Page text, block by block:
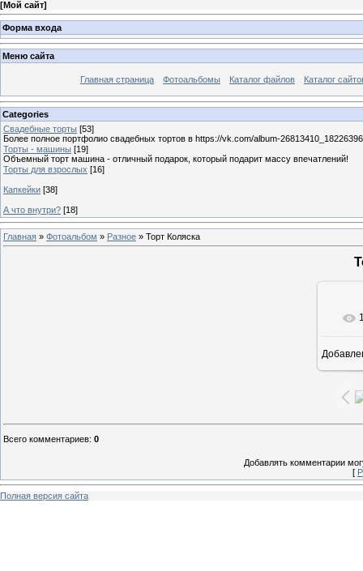
[Мой сайт]
Форма входа
Меню сайта
Главная страница Фотоальбомы Каталог файлов Каталог
Categories
Свадебные торты [53]
Более полное портфолио свадебных тортов в https://vk.com/album-
Торты - машины [19]
Объемный торт машина - отличный подарок, который подарит массу впечатлений!
Торты для взрослых [16]
Капкейки [38]
А что внутри? [18]
Главная » Фотоальбом » Разное » Торт Коляска
Всего комментариев: 0
Добавлять комментарии
[
Полная версия сайта